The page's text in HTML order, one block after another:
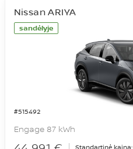
sandėlyje
#515492
Nissan ARIYA
Engage 87 kWh